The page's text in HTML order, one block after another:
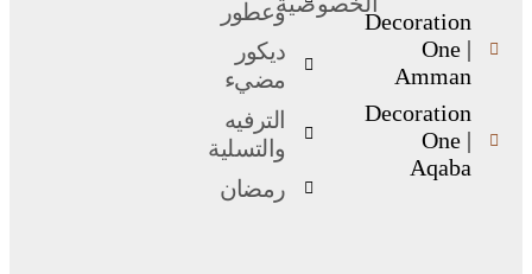
Decoration
One |
Amman
Decoration
One |
Aqaba
وعطور
ديكور
مضيء
الترفيه
والتسلية
رمضان